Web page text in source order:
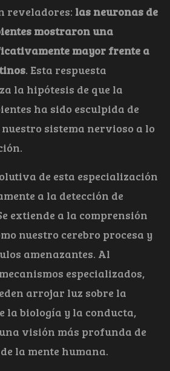
reveladores: las neuronas de
mostraron una
mayor frente a
. Esta respuesta
la hipótesis de que la
ha sido esculpida de
sistema nervioso a lo
de esta especialización
a la detección de
extiende a la comprensión
nuestro cerebro procesa y
amenazantes. Al
especializados,
arrojar luz sobre la
la biología y la conducta,
visión más profunda de
la mente humana.